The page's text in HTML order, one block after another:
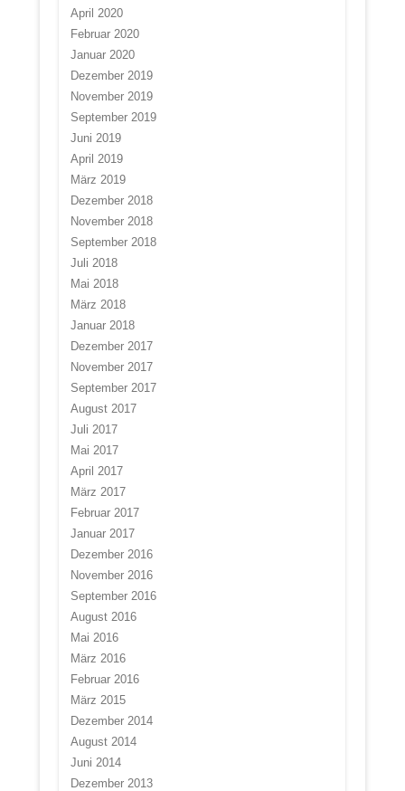
April 2020
Februar 2020
Januar 2020
Dezember 2019
November 2019
September 2019
Juni 2019
April 2019
März 2019
Dezember 2018
November 2018
September 2018
Juli 2018
Mai 2018
März 2018
Januar 2018
Dezember 2017
November 2017
September 2017
August 2017
Juli 2017
Mai 2017
April 2017
März 2017
Februar 2017
Januar 2017
Dezember 2016
November 2016
September 2016
August 2016
Mai 2016
März 2016
Februar 2016
März 2015
Dezember 2014
August 2014
Juni 2014
Dezember 2013